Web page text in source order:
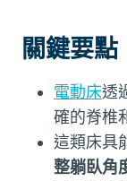
關鍵要點
電動床透
確的脊椎
這類床具
整躺臥角